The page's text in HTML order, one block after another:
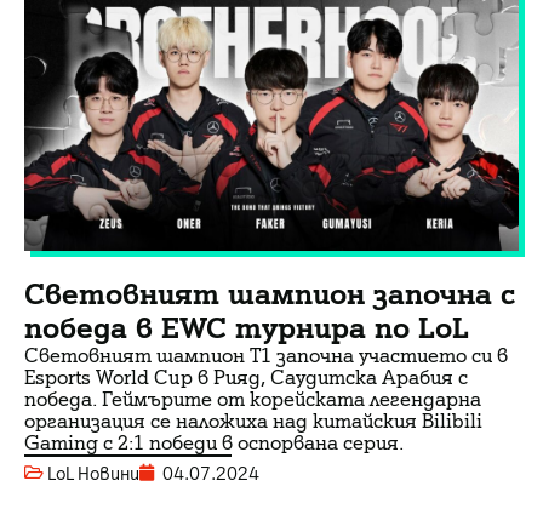
Световният шампион започна с
победа в EWC турнира по LoL
Световният шампион T1 започна участието си в
Esports World Cup в Рияд, Саудитска Арабия с
победа. Геймърите от корейската легендарна
организация се наложиха над китайския Bilibili
Gaming с 2:1 победи в оспорвана серия.
LoL Новини 04.07.2024